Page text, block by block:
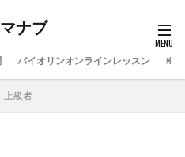
ナブ
バイオリンオンラインレッスン バ
級者